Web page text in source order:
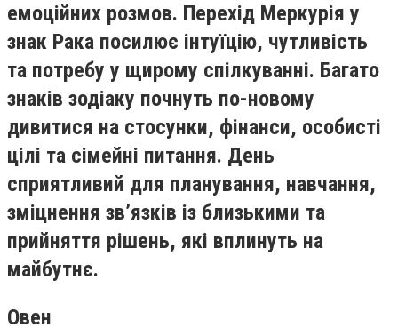
емоційних розмов. Перехід Меркурія у
знак Рака посилює інтуїцію, чутливість
та потребу у щирому спілкуванні. Багато
знаків зодіаку почнуть по-новому
дивитися на стосунки, фінанси, особисті
цілі та сімейні питання. День
сприятливий для планування, навчання,
зміцнення зв’язків із близькими та
прийняття рішень, які вплинуть на
майбутнє.
Овен